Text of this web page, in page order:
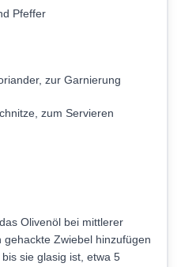
Pfeffer
zur Garnierung
zum Servieren
Olivenöl bei mittlerer
gehackte Zwiebel hinzufügen
sie glasig ist, etwa 5